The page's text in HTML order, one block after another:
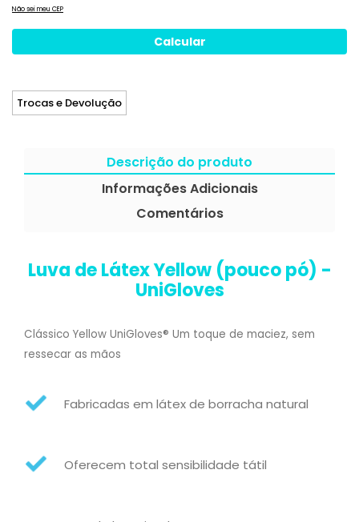
Não sei meu CEP
Trocas e Devolução
Descrição do produto
Informações Adicionais
Comentários
Luva de Látex Yellow (pouco pó) -
UniGloves
Clássico Yellow UniGloves® Um toque de maciez, sem
ressecar as mãos
Fabricadas em látex de borracha natural
Oferecem total sensibilidade tátil